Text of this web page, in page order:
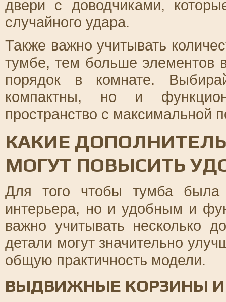
двери с доводчиками,
случайного удара.
Также важно учитывать
тумбе, тем больше элементов
порядок в комнате.
компактны, но и
пространство с максимальной
КАКИЕ
МОГУТ ПОВЫСИТЬ
Для того чтобы тумба была
интерьера, но и удобным и
важно учитывать несколько
детали могут значительно
общую практичность модели.
ВЫДВИЖНЫЕ КОРЗИНЫ